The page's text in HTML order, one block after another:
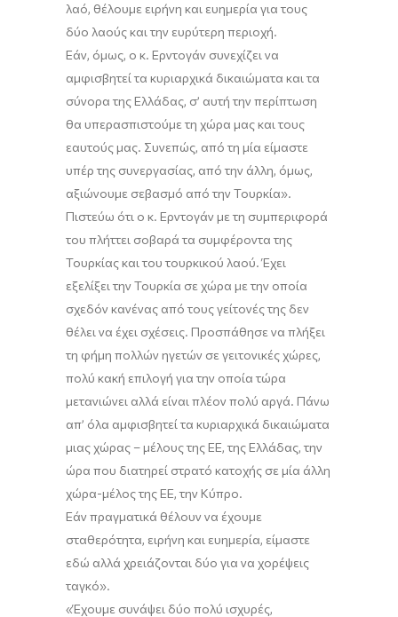
λαό, θέλουμε ειρήνη και ευημερία για τους
δύο λαούς και την ευρύτερη περιοχή.
Εάν, όμως, ο κ. Ερντογάν συνεχίζει να
αμφισβητεί τα κυριαρχικά δικαιώματα και τα
σύνορα της Ελλάδας, σ’ αυτή την περίπτωση
θα υπερασπιστούμε τη χώρα μας και τους
εαυτούς μας. Συνεπώς, από τη μία είμαστε
υπέρ της συνεργασίας, από την άλλη, όμως,
αξιώνουμε σεβασμό από την Τουρκία».
Πιστεύω ότι ο κ. Ερντογάν με τη συμπεριφορά
του πλήττει σοβαρά τα συμφέροντα της
Τουρκίας και του τουρκικού λαού. Έχει
εξελίξει την Τουρκία σε χώρα με την οποία
σχεδόν κανένας από τους γείτονές της δεν
θέλει να έχει σχέσεις. Προσπάθησε να πλήξει
τη φήμη πολλών ηγετών σε γειτονικές χώρες,
πολύ κακή επιλογή για την οποία τώρα
μετανιώνει αλλά είναι πλέον πολύ αργά. Πάνω
απ’ όλα αμφισβητεί τα κυριαρχικά δικαιώματα
μιας χώρας – μέλους της ΕΕ, της Ελλάδας, την
ώρα που διατηρεί στρατό κατοχής σε μία άλλη
χώρα-μέλος της ΕΕ, την Κύπρο.
Εάν πραγματικά θέλουν να έχουμε
σταθερότητα, ειρήνη και ευημερία, είμαστε
εδώ αλλά χρειάζονται δύο για να χορέψεις
ταγκό».
«Έχουμε συνάψει δύο πολύ ισχυρές,